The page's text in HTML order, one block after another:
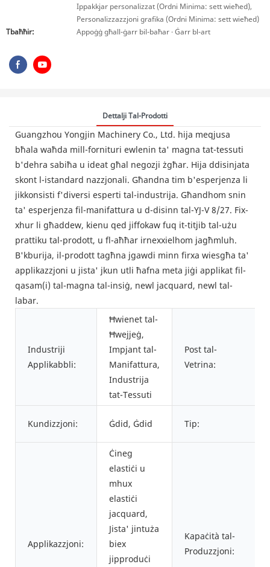
Ippakkjar personalizzat (Ordni Minima: sett wieħed),
Personalizzazzjoni grafika (Ordni Minima: sett wieħed)
Tbaħħir:
Appoġġ għall-ġarr bil-baħar · Ġarr bl-art
Dettalji Tal-Prodotti
Guangzhou Yongjin Machinery Co., Ltd. hija meqjusa
bħala waħda mill-fornituri ewlenin ta' magna tat-tessuti
b'dehra sabiħa u ideat għal negozji żgħar. Hija ddisinjata
skont l-istandard nazzjonali. Għandna tim b'esperjenza li
jikkonsisti f'diversi esperti tal-industrija. Għandhom snin
ta' esperjenza fil-manifattura u d-disinn tal-YJ-V 8/27. Fix-
xhur li għaddew, kienu qed jiffokaw fuq it-titjib tal-użu
prattiku tal-prodott, u fl-aħħar irnexxielhom jagħmluh.
B'kburija, il-prodott tagħna jgawdi minn firxa wiesgħa ta'
applikazzjoni u jista' jkun utli ħafna meta jiġi applikat fil-
qasam(i) tal-magna tal-insiġ, newl jacquard, newl tal-
labar.
Industriji
Applikabbli:
Ħwienet tal-
Ħwejjeġ,
Impjant tal-
Manifattura,
Industrija
tat-Tessuti
Post tal-
Vetrina:
Kundizzjoni: Ġdid, Ġdid Tip:
Applikazzjoni:
Ċineg
elastiċi u
mhux
elastiċi
jacquard,
Jista' jintuża
biex
jipproduċi
Kapaċità tal-
Produzzjoni: